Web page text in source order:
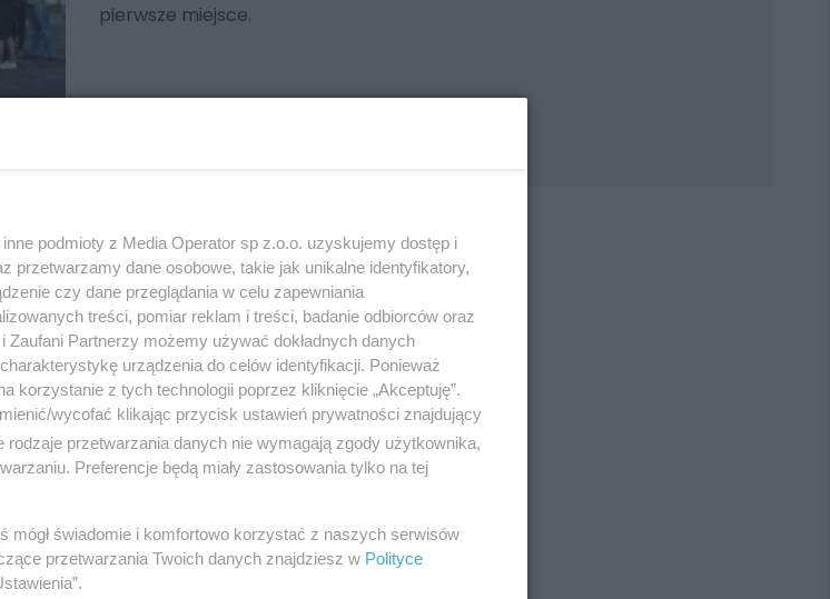
pierwsze miejsce.
REKLAMA
podmioty z Media Operator sp z.o.o. uzyskujemy dostęp i
przetwarzamy dane osobowe, takie jak unikalne identyfikatory,
czy dane przeglądania w celu zapewniania
treści, pomiar reklam i treści, badanie odbiorców oraz
Zaufani Partnerzy możemy używać dokładnych danych
urządzenia do celów identyfikacji. Ponieważ
korzystanie z tych technologii poprzez kliknięcie „Akceptuję”.
wycofać klikając przycisk ustawień prywatności znajdujący
rodzaje przetwarzania danych nie wymagają zgody użytkownika,
Preferencje będą miały zastosowania tylko na tej
mógł świadomie i komfortowo korzystać z naszych serwisów
przetwarzania Twoich danych znajdziesz w Polityce